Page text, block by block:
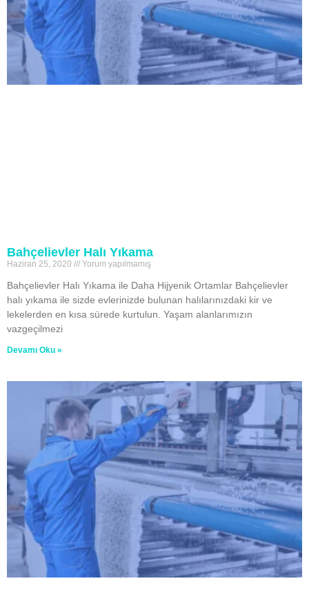
Bahçelievler Halı Yıkama
Haziran 25, 2020 Yorum yapılmamış
Bahçelievler Halı Yıkama ile Daha Hijyenik Ortamlar Bahçelievler
halı yıkama ile sizde evlerinizde bulunan halılarınızdaki kir ve
lekelerden en kısa sürede kurtulun. Yaşam alanlarımızın
vazgeçilmezi
Devamı Oku »